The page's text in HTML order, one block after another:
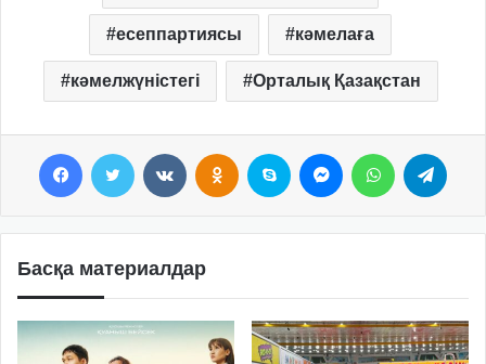
есеппартиясы кәмелаға
кәмелжүністегі Орталық Қазақстан
Басқа материалдар